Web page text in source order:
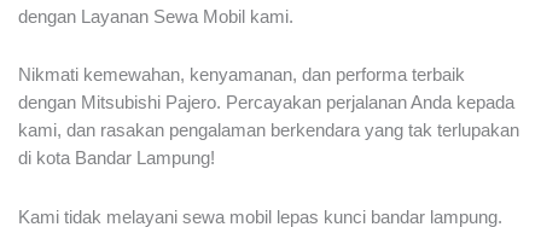
dengan Layanan Sewa Mobil kami.
Nikmati kemewahan, kenyamanan, dan performa terbaik
dengan Mitsubishi Pajero. Percayakan perjalanan Anda kepada
kami, dan rasakan pengalaman berkendara yang tak terlupakan
di kota Bandar Lampung!
Kami tidak melayani sewa mobil lepas kunci bandar lampung.